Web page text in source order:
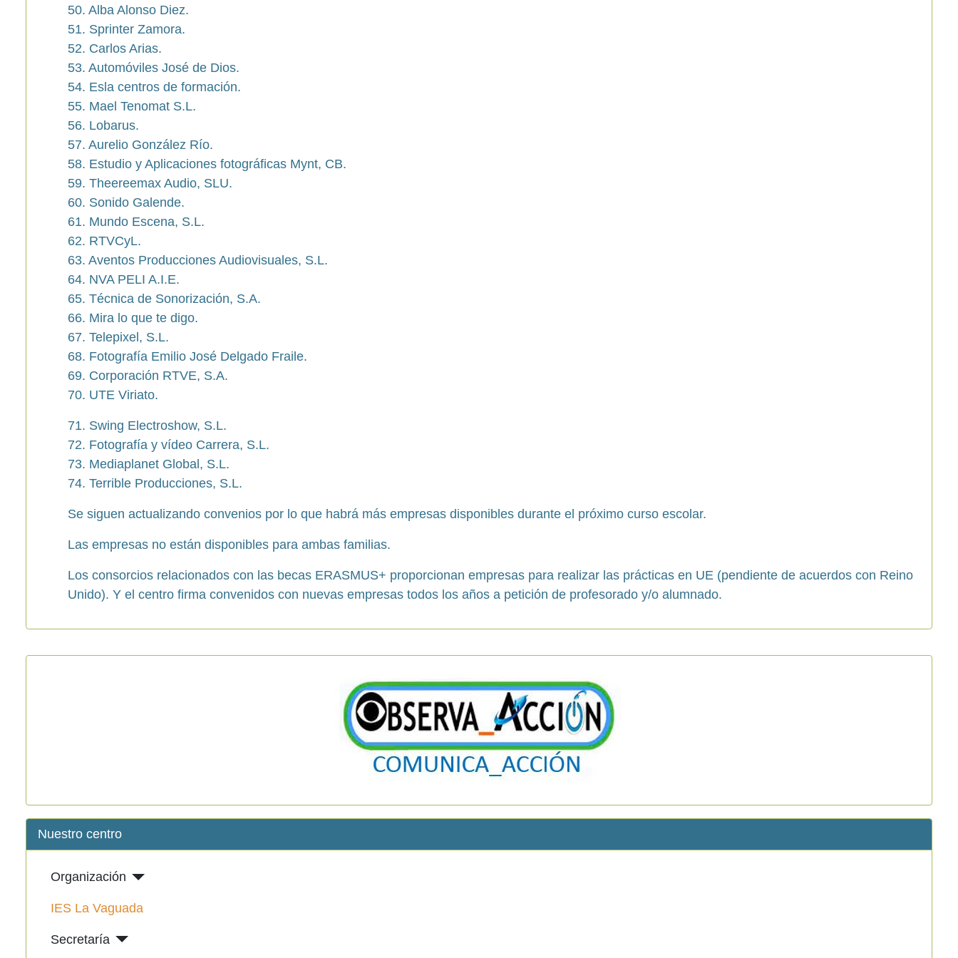
Nuestro centro
Organización
IES La Vaguada
Secretaría
50. Alba Alonso Diez.
51. Sprinter Zamora.
52. Carlos Arias.
53. Automóviles José de Dios.
54. Esla centros de formación.
55. Mael Tenomat S.L.
56. Lobarus.
57. Aurelio González Río.
58. Estudio y Aplicaciones fotográficas Mynt, CB.
59. Theereemax Audio, SLU.
60. Sonido Galende.
61. Mundo Escena, S.L.
62. RTVCyL.
63. Aventos Producciones Audiovisuales, S.L.
64. NVA PELI A.I.E.
65. Técnica de Sonorización, S.A.
66. Mira lo que te digo.
67. Telepixel, S.L.
68. Fotografía Emilio José Delgado Fraile.
69. Corporación RTVE, S.A.
70. UTE Viriato.
71. Swing Electroshow, S.L.
72. Fotografía y vídeo Carrera, S.L.
73. Mediaplanet Global, S.L.
74. Terrible Producciones, S.L.
Se siguen actualizando convenios por lo que habrá más empresas disponibles durante el próximo curso escolar.
Las empresas no están disponibles para ambas familias.
Los consorcios relacionados con las becas ERASMUS+ proporcionan empresas para realizar las prácticas en UE (pendiente de acuerdos con Reino
Unido). Y el centro firma convenidos con nuevas empresas todos los años a petición de profesorado y/o alumnado.